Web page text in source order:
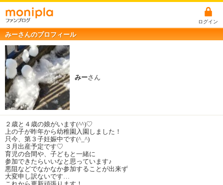
ログイン
みーさんのプロフィール
みーさん
２歳と４歳の娘がいます(^^)♡
上の子が昨年から幼稚園入園しました！
只今、第３子妊娠中です(^_^)
３月出産予定です♡
育児の合間や、子どもと一緒に
参加できたらいいなと思っています♪
悪阻などでなかなか参加することが出来ず
大変申し訳ないです…